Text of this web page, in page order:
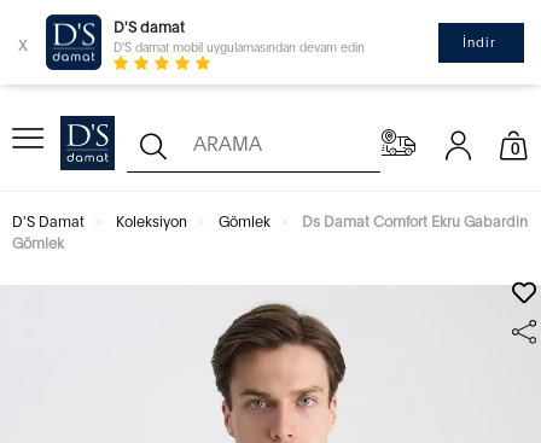
x
D'S damat
D'S damat mobil uygulamasından devam edin İndir
0
D'S Damat Koleksiyon Gömlek
Ds Damat Comfort Ekru Gabardin
Gömlek